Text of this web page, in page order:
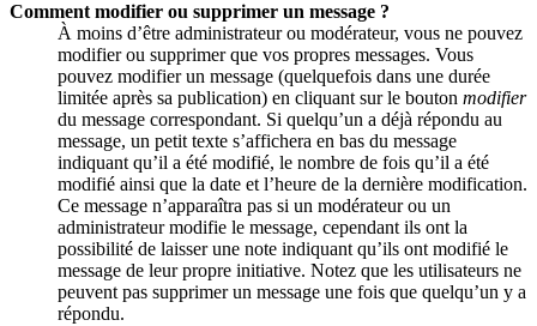
Comment modifier ou supprimer un message ?
À moins d’être administrateur ou modérateur, vous ne pouvez
modifier ou supprimer que vos propres messages. Vous
pouvez modifier un message (quelquefois dans une durée
limitée après sa publication) en cliquant sur le bouton modifier
du message correspondant. Si quelqu’un a déjà répondu au
message, un petit texte s’affichera en bas du message
indiquant qu’il a été modifié, le nombre de fois qu’il a été
modifié ainsi que la date et l’heure de la dernière modification.
Ce message n’apparaîtra pas si un modérateur ou un
administrateur modifie le message, cependant ils ont la
possibilité de laisser une note indiquant qu’ils ont modifié le
message de leur propre initiative. Notez que les utilisateurs ne
peuvent pas supprimer un message une fois que quelqu’un y a
répondu.